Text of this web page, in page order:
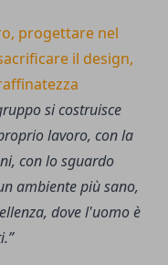
progettare nel
il design,
si costruisce
lavoro, con la
con lo sguardo
ambiente più sano,
dove l'uomo è